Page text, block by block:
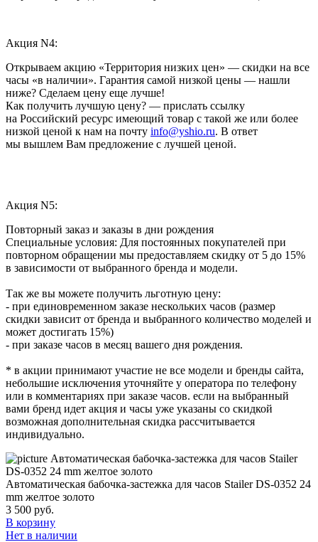
Акция N4:
Открываем акцию «Территория низких цен» — скидки на все
часы «в наличии». Гарантия самой низкой цены — нашли
ниже? Сделаем цену еще лучше!
Как получить лучшую цену? — прислать ссылку
на Российский ресурс имеющий товар с такой же или более
низкой ценой к нам на почту info@yshio.ru. В ответ
мы вышлем Вам предложение с лучшей ценой.
Акция N5:
Повторный заказ и заказы в дни рождения
Специальные условия: Для постоянных покупателей при
повторном обращении мы предоставляем скидку от 5 до 15%
в зависимости от выбранного бренда и модели.
Так же вы можете получить льготную цену:
- при единовременном заказе нескольких часов (размер
скидки зависит от бренда и выбранного количество моделей и
может достигать 15%)
- при заказе часов в месяц вашего дня рождения.
* в акции принимают участие не все модели и бренды сайта,
небольшие исключения уточняйте у оператора по телефону
или в комментариях при заказе часов. если на выбранный
вами бренд идет акция и часы уже указаны со скидкой
возможная дополнительная скидка рассчитывается
индивидуально.
Автоматическая бабочка-застежка для часов Stailer DS-0352 24
mm желтое золото
3 500 руб.
В корзину
Нет в наличии